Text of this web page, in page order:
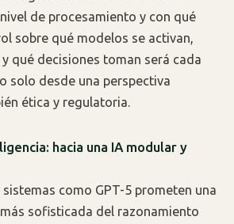
de procesamiento y con qué
sobre qué modelos se activan,
qué decisiones toman será cada
solo desde una perspectiva
ética y regulatoria.
hacia una IA modular y
como GPT-5 prometen una
sofisticada del razonamiento